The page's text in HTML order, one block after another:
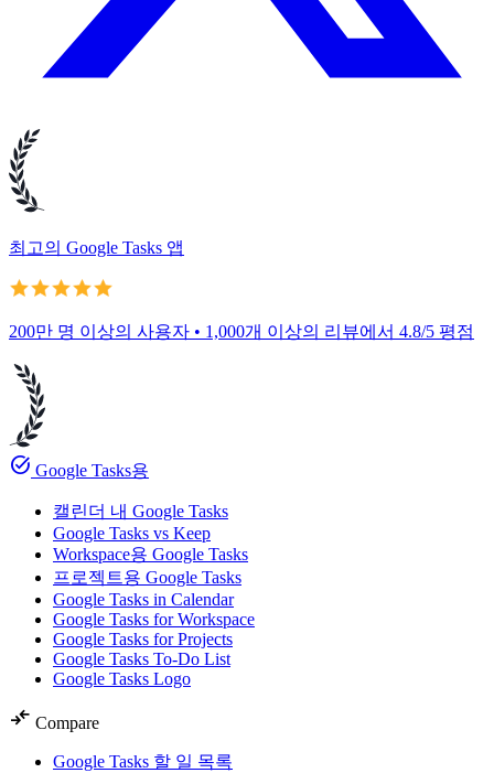
최고의 Google Tasks 앱
200만 명 이상의 사용자 • 1,000개 이상의 리뷰에서 4.8/5 평점
task_alt Google Tasks용
캘린더 내 Google Tasks
Google Tasks vs Keep
Workspace용 Google Tasks
프로젝트용 Google Tasks
Google Tasks in Calendar
Google Tasks for Workspace
Google Tasks for Projects
Google Tasks To-Do List
Google Tasks Logo
compare_arrows Compare
Google Tasks 할 일 목록